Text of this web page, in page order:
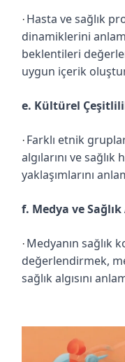
· Hasta ve sağlık
dinamiklerini
beklentileri
uygun içerik
e. Kültürel
· Farklı etnik
algılarını ve
yaklaşımlarını
f. Medya ve Sağlık
· Medyanın sağlık
değerlendirmek,
sağlık algısını